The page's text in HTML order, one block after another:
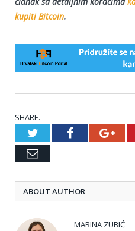
kupiti Bitcoin.
SHARE.
TwitterFacebook
Email
ABOUT AUTHOR
MARINA ZUBIĆ